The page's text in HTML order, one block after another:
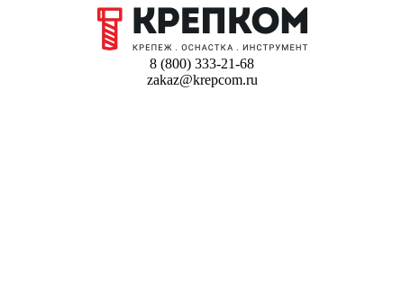
8 (800) 333-21-68
zakaz@krepcom.ru